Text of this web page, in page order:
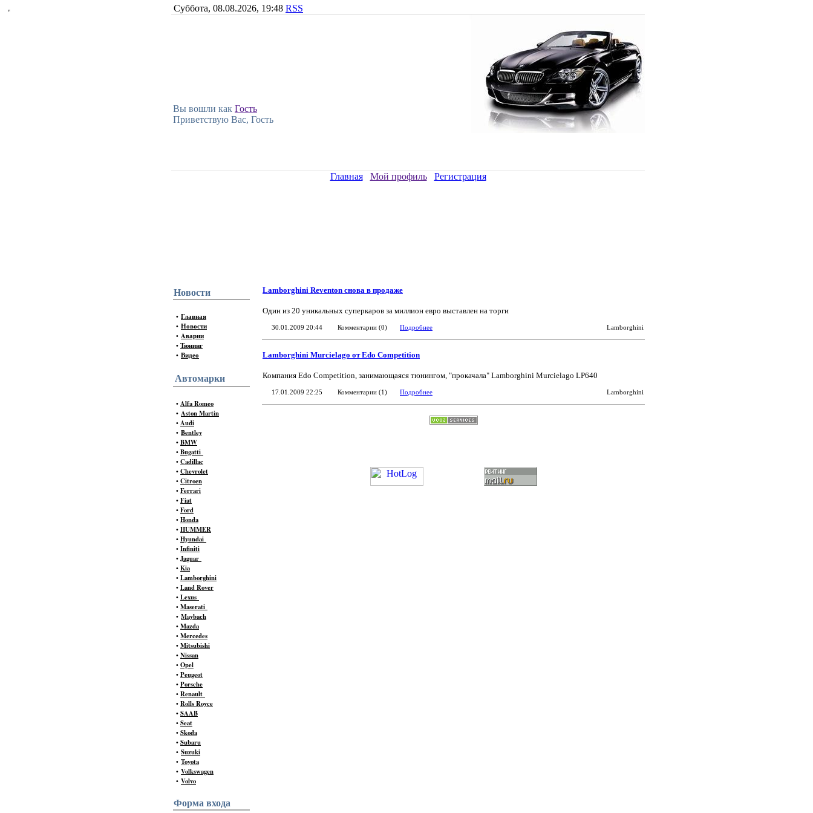
Суббота, 08.08.2026, 19:48 RSS
Вы вошли как Гость
Приветствую Вас, Гость
Главная Мой профиль Регистрация
Новости
• Главная
• Новости
• Aварии
•Тюнинг
• Видео
Автомарки
•Alfa Romeo
• Aston Martin
•Audi
• Bentley
•BMW
•Bugatti
•Cadillac
•Chevrolet
•Citroen
•Ferrari
•Fiat
•Ford
•Honda
•HUMMER
•Hyundai
•Infiniti
•Jaguar
•Kia
•Lamborghini
•Land Rover
•Lexus
•Maserati
• Maybach
•Mazda
•Mercedes
•Mitsubishi
•Nissan
•Opel
•Peugeot
•Porsche
•Renault
•Rolls Royce
•SAAB
•Seat
•Skoda
•Subaru
• Suzuki
• Toyota
• Volkswagen
• Volvo
Форма входа
Lamborghini Reventon снова в продаже
Один из 20 уникальных суперкаров за миллион евро выставлен на торги
30.01.2009 20:44 Комментарии (0) Подробнее Lamborghini
Lamborghini Murcielago от Edo Competition
Компания Edo Competition, занимающаяся тюнингом, "прокачала" Lamborghini Murcielago LP640
17.01.2009 22:25 Комментарии (1) Подробнее Lamborghini